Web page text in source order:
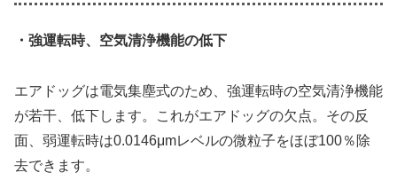
・強運転時、空気清浄機能の低下
エアドッグは電気集塵式のため、強運転時の空気清浄機能
が若干、低下します。これがエアドッグの欠点。その反
面、弱運転時は0.0146μmレベルの微粒子をほぼ100％除
去できます。